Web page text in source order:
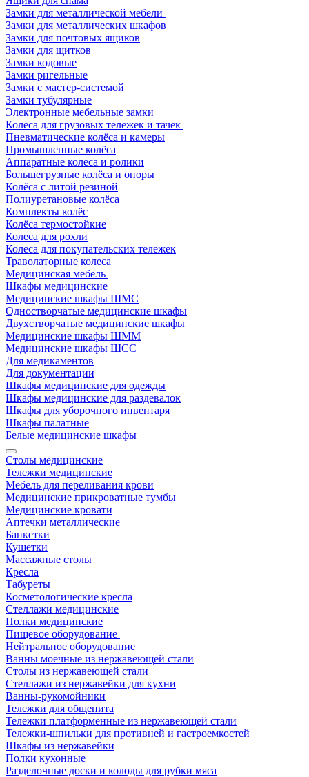
Замки для металлической мебели
Замки для металлических шкафов
Замки для почтовых ящиков
Замки для щитков
Замки кодовые
Замки ригельные
Замки с мастер-системой
Замки тубулярные
Электронные мебельные замки
Колеса для грузовых тележек и тачек
Пневматические колёса и камеры
Промышленные колёса
Аппаратные колеса и ролики
Большегрузные колёса и опоры
Колёса с литой резиной
Полиуретановые колёса
Комплекты колёс
Колёса термостойкие
Колеса для рохли
Колеса для покупательских тележек
Траволаторные колеса
Медицинская мебель
Шкафы медицинские
Медицинские шкафы ШМС
Одностворчатые медицинские шкафы
Двухстворчатые медицинские шкафы
Медицинские шкафы ШММ
Медицинские шкафы ШСС
Для медикаментов
Для документации
Шкафы медицинские для одежды
Шкафы медицинские для раздевалок
Шкафы для уборочного инвентаря
Шкафы палатные
Белые медицинские шкафы
Столы медицинские
Тележки медицинские
Мебель для переливания крови
Медицинские прикроватные тумбы
Медицинские кровати
Аптечки металлические
Банкетки
Кушетки
Массажные столы
Кресла
Табуреты
Косметологические кресла
Стеллажи медицинские
Полки медицинские
Пищевое оборудование
Нейтральное оборудование
Ванны моечные из нержавеющей стали
Столы из нержавеющей стали
Стеллажи из нержавейки для кухни
Ванны-рукомойники
Тележки для общепита
Тележки платформенные из нержавеющей стали
Тележки-шпильки для противней и гастроемкостей
Шкафы из нержавейки
Полки кухонные
Разделочные доски и колоды для рубки мяса